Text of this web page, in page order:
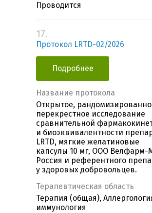
Проводится
17.
Протокол LRTD-02/2026
Подробнее
Название протокола
Открытое,
перекрестное исследование
сравнительной
и биоэквивалентности
LRTD, мягкие желатиновые
капсулы 10 мг, ООО Велфарм-
Россия и референтного
у здоровых добровольцев.
Терапевтическая область
Терапия (общая),
иммунология